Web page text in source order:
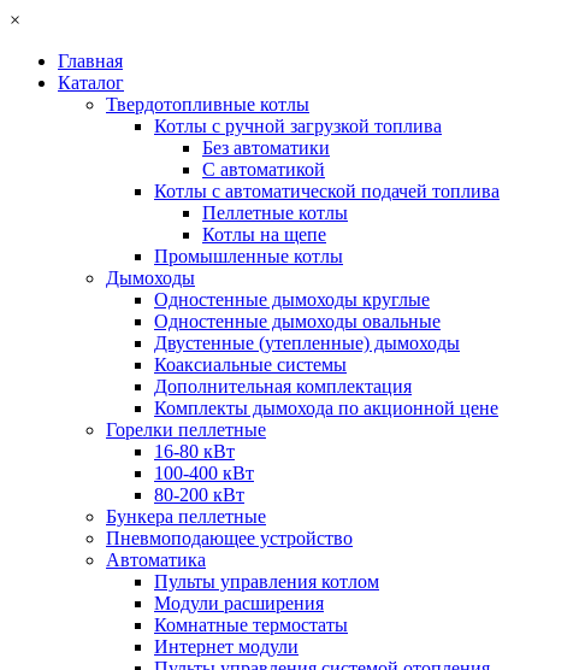
×
Главная
Каталог
Твердотопливные котлы
Котлы с ручной загрузкой топлива
Без автоматики
С автоматикой
Котлы с автоматической подачей топлива
Пеллетные котлы
Котлы на щепе
Промышленные котлы
Дымоходы
Одностенные дымоходы круглые
Одностенные дымоходы овальные
Двустенные (утепленные) дымоходы
Коаксиальные системы
Дополнительная комплектация
Комплекты дымохода по акционной цене
Горелки пеллетные
16-80 кВт
100-400 кВт
80-200 кВт
Бункера пеллетные
Пневмоподающее устройство
Автоматика
Пульты управления котлом
Модули расширения
Комнатные термостаты
Интернет модули